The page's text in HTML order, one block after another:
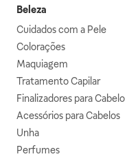
Beleza
Cuidados com a Pele
Colorações
Maquiagem
Tratamento Capilar
Finalizadores para Cabelo
Acessórios para Cabelos
Unha
Perfumes